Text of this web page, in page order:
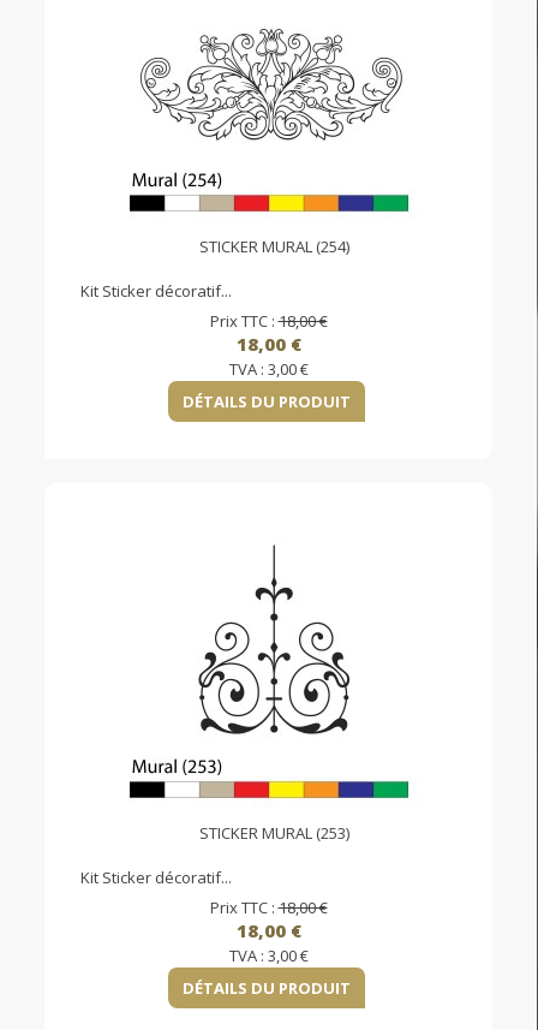
STICKER MURAL (254)
Kit Sticker décoratif...
Prix TTC :18,00 €
18,00 €
TVA : 3,00 €
DÉTAILS DU PRODUIT
STICKER MURAL (253)
Kit Sticker décoratif...
Prix TTC :18,00 €
18,00 €
TVA : 3,00 €
DÉTAILS DU PRODUIT